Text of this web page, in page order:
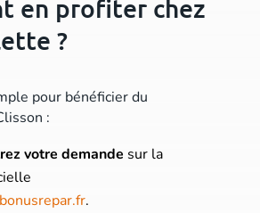
en profiter chez
?
pour bénéficier du
:
votre demande sur la
.